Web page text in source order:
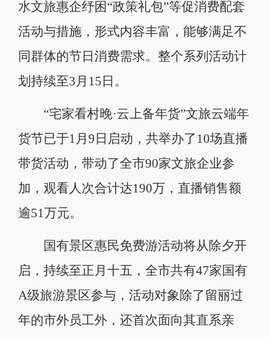
水文旅惠企纾困“政策礼包”等促消费配套
活动与措施，形式内容丰富，能够满足不
同群体的节日消费需求。整个系列活动计
划持续至3月15日。
“宅家看村晚·云上备年货”文旅云端年
货节已于1月9日启动，共举办了10场直播
带货活动，带动了全市90家文旅企业参
加，观看人次合计达190万，直播销售额
逾51万元。
国有景区惠民免费游活动将从除夕开
启，持续至正月十五，全市共有47家国有
A级旅游景区参与，活动对象除了留丽过
年的市外员工外，还首次面向其直系亲